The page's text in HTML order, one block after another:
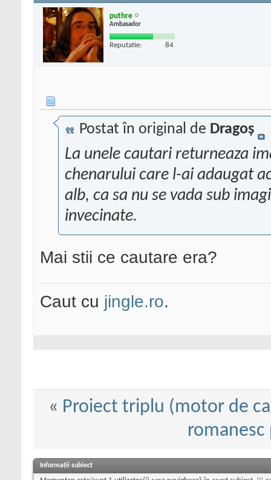
puthre
Ambasador
Reputatie: 84
Postat în original de Dragoș
La unele cautari returneaza
chenarului care l-ai adaugat
alb, ca sa nu se vada sub
invecinate.
Mai stii ce cautare era?
Caut cu jingle.ro.
« Proiect triplu (motor de
Informații subiect